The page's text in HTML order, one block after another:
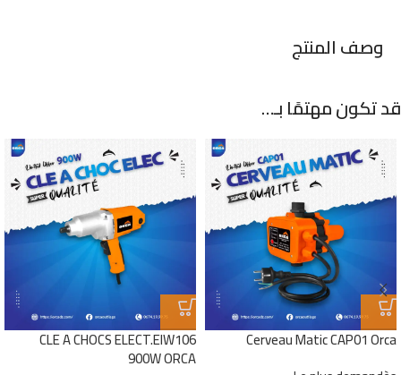
وصف المنتج
قد تكون مهتمًا بـ…
Cerveau Matic CAP01 Orca
CLE A CHOCS ELECT.EIW106
900W ORCA